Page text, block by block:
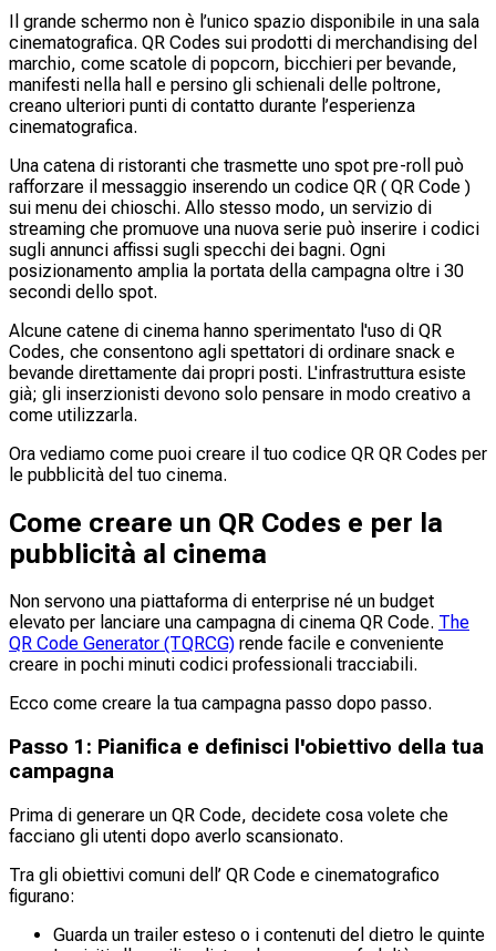
Il grande schermo non è l’unico spazio disponibile in una sala
cinematografica. QR Codes sui prodotti di merchandising del
marchio, come scatole di popcorn, bicchieri per bevande,
manifesti nella hall e persino gli schienali delle poltrone,
creano ulteriori punti di contatto durante l’esperienza
cinematografica.
Una catena di ristoranti che trasmette uno spot pre-roll può
rafforzare il messaggio inserendo un codice QR ( QR Code )
sui menu dei chioschi. Allo stesso modo, un servizio di
streaming che promuove una nuova serie può inserire i codici
sugli annunci affissi sugli specchi dei bagni. Ogni
posizionamento amplia la portata della campagna oltre i 30
secondi dello spot.
Alcune catene di cinema hanno sperimentato l'uso di QR
Codes, che consentono agli spettatori di ordinare snack e
bevande direttamente dai propri posti. L'infrastruttura esiste
già; gli inserzionisti devono solo pensare in modo creativo a
come utilizzarla.
Ora vediamo come puoi creare il tuo codice QR QR Codes per
le pubblicità del tuo cinema.
Come creare un QR Codes e per la
pubblicità al cinema
Non servono una piattaforma di enterprise né un budget
elevato per lanciare una campagna di cinema QR Code. The
QR Code Generator (TQRCG) rende facile e conveniente
creare in pochi minuti codici professionali tracciabili.
Ecco come creare la tua campagna passo dopo passo.
Passo 1: Pianifica e definisci l'obiettivo della tua
campagna
Prima di generare un QR Code, decidete cosa volete che
facciano gli utenti dopo averlo scansionato.
Tra gli obiettivi comuni dell’ QR Code e cinematografico
figurano:
Guarda un trailer esteso o i contenuti del dietro le quinte